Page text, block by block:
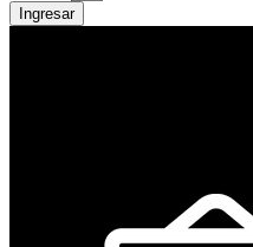
Ingresar